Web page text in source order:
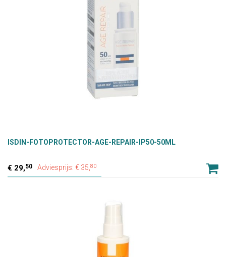
ISDIN-FOTOPROTECTOR-AGE-REPAIR-IP50-50ML
29,50 Adviesprijs: € 35, 80